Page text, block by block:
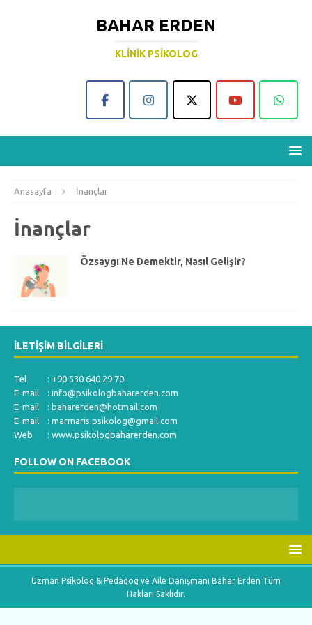
BAHAR ERDEN
KLINIK PSIKOLOG
Anasayfa İnançlar
İnançlar
Özsaygı Ne Demektir, Nasıl Gelişir?
İLETIŞIM BILGILERI
Tel : +90 530 640 29 70
E-mail : info@psikologbaharerden.com
E-mail : baharerden@hotmail.com
E-mail : marmaris.psikolog@gmail.com
Web : www.psikologbaharerden.com
FOLLOW ON FACEBOOK
Uzman Psikolog & Pedagog ve Aile Danışmanı Bahar Erden Tüm
Hakları Saklıdır.